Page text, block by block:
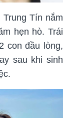
Trung Tín nắm
hẹn hò. Trái
con đầu lòng,
sau khi sinh